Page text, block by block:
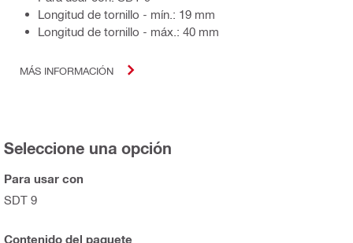
Longitud de tornillo - mín.: 19 mm
Longitud de tornillo - máx.: 40 mm
MÁS INFORMACIÓN
Seleccione una opción
Para usar con
SDT 9
Contenido del paquete